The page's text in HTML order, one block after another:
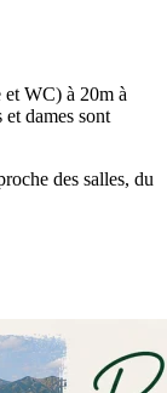
et WC) à 20m à
dames sont
des salles, du